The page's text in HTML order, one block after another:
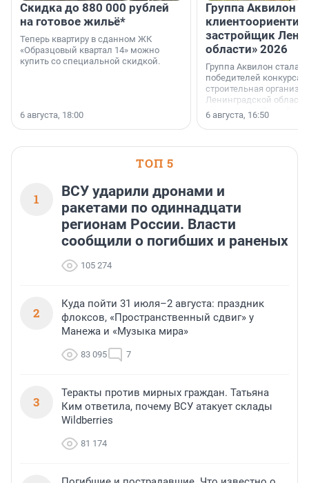
Скидка до 880 000 рублей
на готовое жильё*
Теперь квартиру в сданном ЖК
«Образцовый квартал 14» можно
купить со специальной скидкой.
6 августа, 18:00
Группа Аквилон
застройщик
области» 2026
Группа Аквилон стала
победителей конкурса
строительная
Ленинградской области
номинации «Самый
застройщик
области».
6 августа, 16:50
ТОП 5
1
ВСУ ударили дронами и
ракетами по одиннадцати
регионам России. Власти
сообщили о погибших и раненых
105 274
2
Куда пойти 31 июля–2 августа: праздник
флоксов, «Пространственный сдвиг» у
Манежа и «Музыка мира»
83 095 7
3
Теракты против мирных граждан. Татьяна
Ким ответила, почему ВСУ атакует склады
Wildberries
81 174